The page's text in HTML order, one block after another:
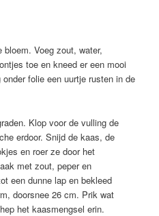
Voeg zout, water,
toe en kneed er een mooi
folie een uurtje rusten in de
Klop voor de vulling de
erdoor. Snijd de kaas, de
en roer ze door het
met zout, peper en
een dunne lap en bekleed
doorsnee 26 cm. Prik wat
het kaasmengsel erin.